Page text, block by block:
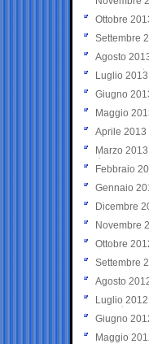
Ottobre
Settembre
Agosto
Luglio 2013
Giugno
Maggio
Aprile 2013
Marzo 2013
Febbraio
Gennaio
Dicembre
Novembre
Ottobre
Settembre
Agosto
Luglio 2012
Giugno
Maggio